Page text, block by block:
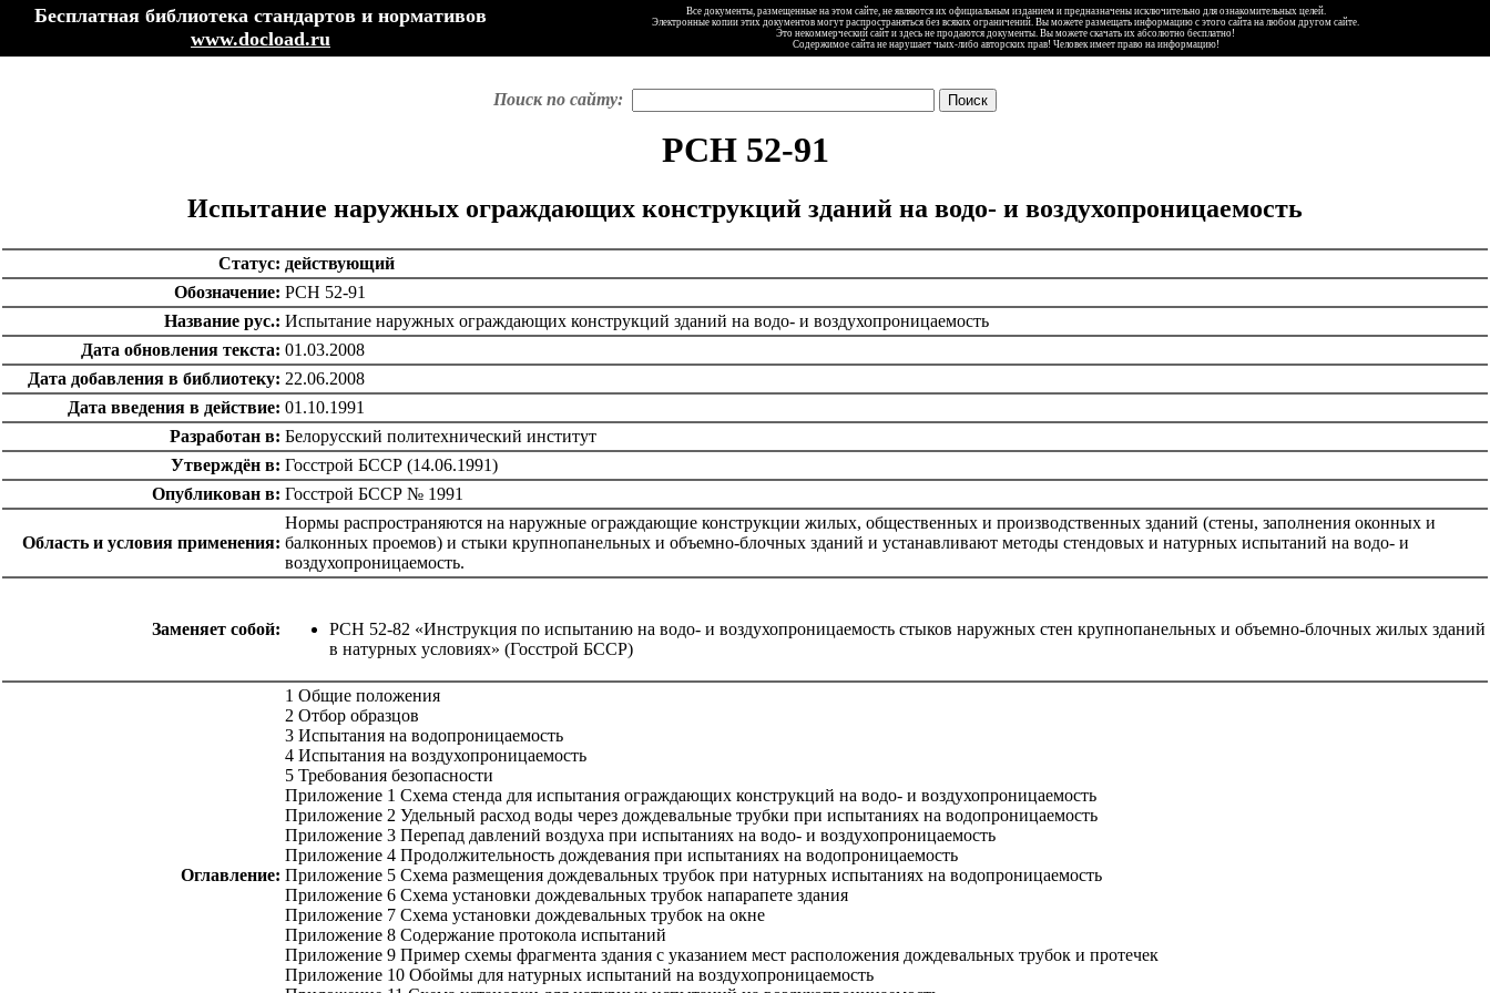
Бесплатная библиотека стандартов и нормативов
www.docload.ru
Все документы, размещенные на этом сайте, не являются их официальным изданием и предназначены исключительно для ознакомительных целей.
Электронные копии этих документов могут распространяться без всяких ограничений. Вы можете размещать информацию с этого сайта на любом другом сайте.
Это некоммерческий сайт и здесь не продаются документы. Вы можете скачать их абсолютно бесплатно!
Содержимое сайта не нарушает чьих-либо авторских прав! Человек имеет право на информацию!
Поиск по сайту:
РСН 52-91
Испытание наружных ограждающих конструкций зданий на водо- и воздухопроницаемость
Статус: действующий
Обозначение: РСН 52-91
Название рус.: Испытание наружных ограждающих конструкций зданий на водо- и воздухопроницаемость
Дата обновления текста: 01.03.2008
Дата добавления в библиотеку: 22.06.2008
Дата введения в действие: 01.10.1991
Разработан в: Белорусский политехнический институт
Утверждён в: Госстрой БССР (14.06.1991)
Опубликован в: Госстрой БССР № 1991
Область и условия применения:
Нормы распространяются на наружные ограждающие конструкции жилых, общественных и производственных зданий (стены, заполнения оконных и
балконных проемов) и стыки крупнопанельных и объемно-блочных зданий и устанавливают методы стендовых и натурных испытаний на водо- и
воздухопроницаемость.
Заменяет собой:
РСН 52-82 «Инструкция по испытанию на водо- и воздухопроницаемость стыков наружных стен крупнопанельных и объемно-блочных жилых зданий
в натурных условиях» (Госстрой БССР)
Оглавление:
1 Общие положения
2 Отбор образцов
3 Испытания на водопроницаемость
4 Испытания на воздухопроницаемость
5 Требования безопасности
Приложение 1 Схема стенда для испытания ограждающих конструкций на водо- и воздухопроницаемость
Приложение 2 Удельный расход воды через дождевальные трубки при испытаниях на водопроницаемость
Приложение 3 Перепад давлений воздуха при испытаниях на водо- и воздухопроницаемость
Приложение 4 Продолжительность дождевания при испытаниях на водопроницаемость
Приложение 5 Схема размещения дождевальных трубок при натурных испытаниях на водопроницаемость
Приложение 6 Схема установки дождевальных трубок напарапете здания
Приложение 7 Схема установки дождевальных трубок на окне
Приложение 8 Содержание протокола испытаний
Приложение 9 Пример схемы фрагмента здания с указанием мест расположения дождевальных трубок и протечек
Приложение 10 Обоймы для натурных испытаний на воздухопроницаемость